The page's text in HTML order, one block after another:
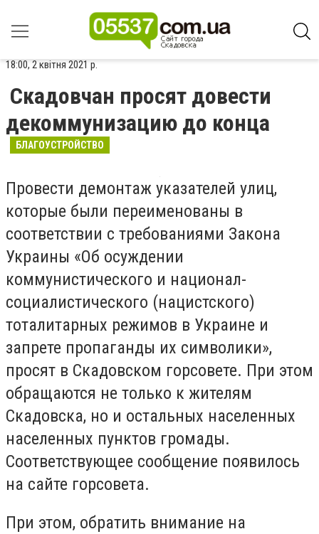
18:00, 2 квітня 2021 р.
Скадовчан просят довести
декоммунизацию до конца
БЛАГОУСТРОЙСТВО
Провести демонтаж указателей улиц,
которые были переименованы в
соответствии с требованиями Закона
Украины «Об осуждении
коммунистического и национал-
социалистического (нацистского)
тоталитарных режимов в Украине и
запрете пропаганды их символики»,
просят в Скадовском горсовете. При этом
обращаются не только к жителям
Скадовска, но и остальных населенных
населенных пунктов громады.
Соответствующее сообщение появилось
на сайте горсовета.
При этом, обратить внимание на